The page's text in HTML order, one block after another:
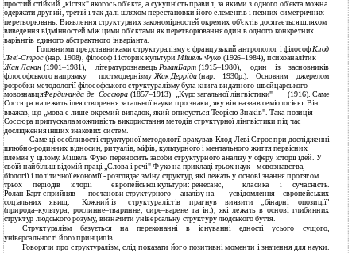
простий стійкий „кістяк" якогось об'єкта, а сукупність правил, за якими з одного об'єкта можна
одержати другий, третій і так далі шляхом перестановки його елементів і певних симетричних
перетворювань. Виявлення структурних закономірностей окремих об'єктів досягається шляхом
виведення відмінностей між цими об'єктами як перетворювання один в одного конкретних
варіантів єдиного абстрактного інваріанта.
Головними представниками структуралізму є французький антрополог і філософКлод
Леві-Строс (нар. 1908), філософ і історик культуриМішель Фуко (1926–1984), психоаналітик
Жан Лакан (1901–1981), літературознавець РоланБарт (1915–1980), один із
засновників
філософського напрямку
постмодернізму Жак Дерріда(нар. 1930р.). Основним
джерелом
розробки методології філософського структуралізму була книга видатного швейцарського
мовознавцяФердинанда де Соссюра (1857–1913) „Курс загальної лінгвістики"
(1916). Саме
Соссюра належить ідея створення загальної науки про знаки, яку він назвав семіологією. Він
вважав, що „мова є лише окремий випадок, який описується Теорією Знаків". Така позиція
Соссюра припускала можливість використання методів структурної лінгвістики під час
дослідження інших знакових систем.
Саме ці особливості структурної методології врахував Клод Леві-Строс при дослідженні
шлюбно-родинних відносин, ритуалів, міфів, культурного і ментального життя первісних
племен у цілому. Мішель Фуко переносить засоби структурного аналізу у сферу історії ідей. У
своїй найбільш відомій праці „Слова і речі" Фуко на прикладі трьох наук - мовознавства,
біології і політичної економії - розглядає зміну структур, які лежать у основі знання протягом
трьох
періодів історії європейської культури: ренесанс, класика і
сучасність.
Ролан Барт сприйняв
постанови структурного аналізу на усвідомлення
європейських
соціальних
явищ. Кожний із структуралістів прагнув виявити „бінарні
опозиції”
(природа–культура, рослинне–тваринне, сире–варене та ін.), які лежать в основі глибинних
структур людського розуму, визначити універсальну структуру людського буття.
Структуралізм базується на переконанні в існуванні єдності усього сущого,
універсальності його принципів.
Говорячи про структуралізм, слід показати його позитивні моменти і значення для науки.